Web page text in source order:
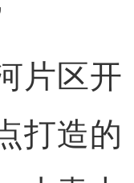
区开
打造的